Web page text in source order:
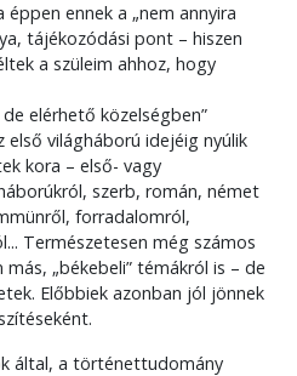
ennek a „nem annyira
tájékozódási pont – hiszen
a szüleim ahhoz, hogy
elérhető közelségben”
első világháború idejéig nyúlik
kora – első- vagy
szerb, román, német
forradalomról,
Természetesen még számos
„békebeli” témákról is – de
Előbbiek azonban jól jönnek
által, a történettudomány